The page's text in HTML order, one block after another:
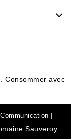
Consommer avec
Communication |
Sauveroy